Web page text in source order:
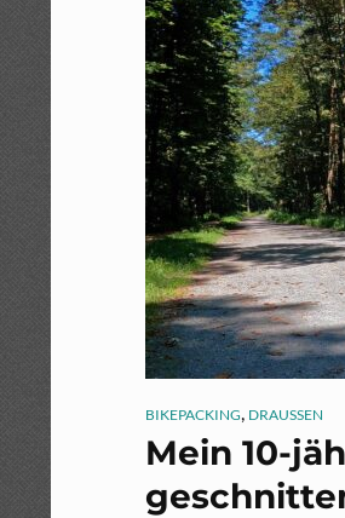
BIKEPACKING, DRAUSSEN
Mein 10-